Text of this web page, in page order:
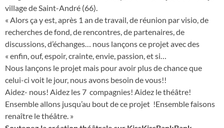
village de Saint-André (66).
« Alors ça y est, après 1 an de travail, de réunion par visio, de
recherches de fond, de rencontres, de partenaires, de
discussions, d’échanges… nous lançons ce projet avec des
« enfin, ouf, espoir, crainte, envie, passion, et si…
Nous lançons le projet mais pour avoir plus de chance que
celui-ci voit le jour, nous avons besoin de vous!!
Aidez- nous! Aidez les 7 compagnies! Aidez le théâtre!
Ensemble allons jusqu’au bout de ce projet !Ensemble faisons
renaître le théâtre. »